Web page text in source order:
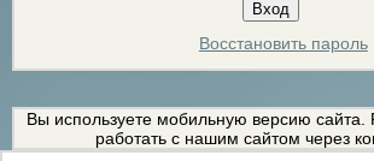
Восстановить пароль
Вы используете мобильную версию
работать с нашим сайтом через